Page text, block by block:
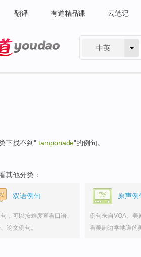
翻译 有道精品课 云笔记
中英
下找不到" tamponade"的例句。
其他分类：
双语例句
，可以按难度查看口语、
论文例句。
原声例
例句来自VOA、美
看美剧边学地道的